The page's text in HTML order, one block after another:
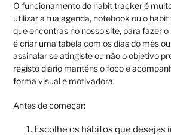
O funcionamento do habit tracker é
utilizar a tua agenda, notebook ou o habit
que encontras no nosso site, para fazer o
é criar uma tabela com os dias do mês
assinalar se atingiste ou não o objetivo
registo diário manténs o foco e
forma visual e motivadora.
Antes de começar:
Escolhe os hábitos que desejas